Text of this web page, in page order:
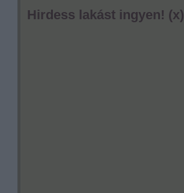
Hirdess lakást ingyen! (x)